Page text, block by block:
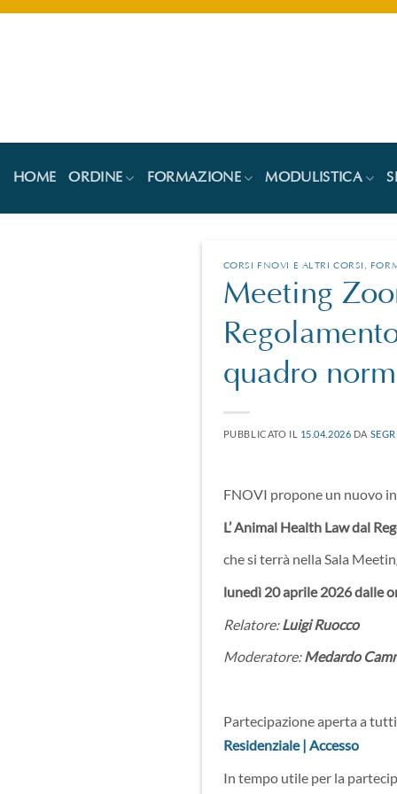
Salta
HOME ORDINE FORMAZIONE MODULISTICA
CORSI FNOVI E ALTRI CORSI ,
Meeting
quadro
PUBBLICATO IL 15.04.2026 DA
FNOVI propone un nuovo
L’ Animal Health Law dal
che si terrà nella Sala
lunedì 20 aprile 2026 dalle
Relatore: Luigi Ruocco
Moderatore:Medardo
Partecipazione aperta a
Residenziale | Accesso
In tempo utile per la